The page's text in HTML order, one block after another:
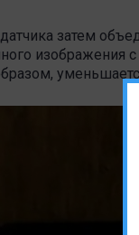
затем